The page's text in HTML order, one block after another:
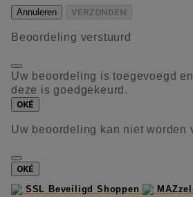
Annuleren VERZONDEN
Beoordeling verstuurd
Uw beoordeling is toegevoegd
deze is goedgekeurd.
OKÉ
Uw beoordeling kan niet worden
OKÉ
SSL Beveiligd Shoppen